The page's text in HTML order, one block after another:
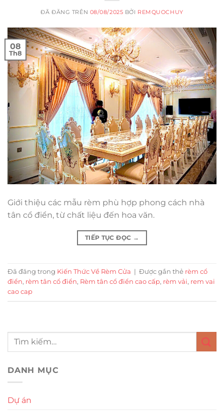
ĐÃ ĐĂNG TRÊN 08/08/2025 BỞI REMQUOCHUY
08
Th8
Giới thiệu các mẫu rèm phù hợp phong cách nhà
tân cổ điển, từ chất liệu đến hoa văn.
TIẾP TỤC ĐỌC →
Đã đăng trong Kiến Thức Về Rèm Cửa | Được gắn thẻ rèm cổ
điển, rèm tân cổ điển, Rèm tân cổ điển cao cấp, rèm vải, rem vai
cao cap
DANH MỤC
Dự án